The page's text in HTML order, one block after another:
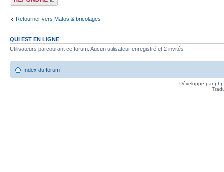
Retourner vers Matos & bricolages
QUI EST EN LIGNE
Utilisateurs parcourant ce forum: Aucun utilisateur enregistré et 2 invités
Index du forum
Développé par